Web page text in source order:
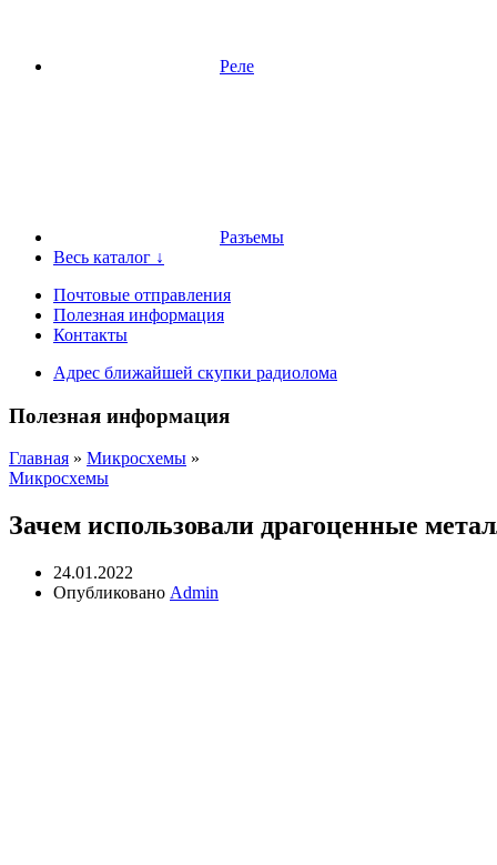
Реле
Разъемы
Весь каталог ↓
Почтовые отправления
Полезная информация
Контакты
Адрес ближайшей скупки радиолома
Полезная информация
Главная » Микросхемы »
Микросхемы
Зачем использовали драгоценные
24.01.2022
Опубликовано Admin